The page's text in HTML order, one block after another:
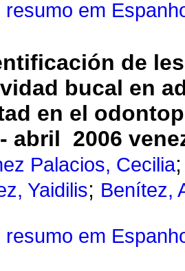
resumo em
de
bucal en
en el
abril 2006
Palacios, Cecilia
Yaidilis; Benítez,
resumo em